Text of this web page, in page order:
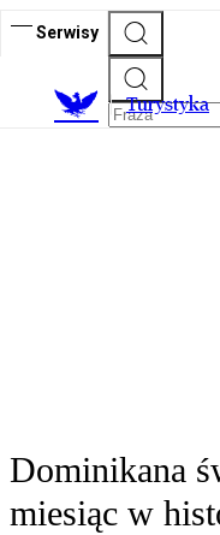
Serwisy
Turystyka
Dominikana
miesiąc w